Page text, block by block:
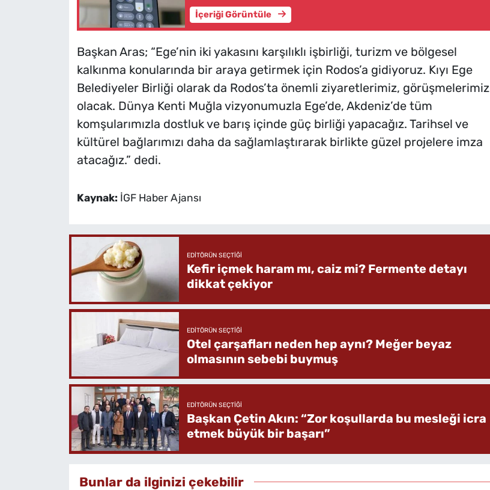
İçeriği Görüntüle
Başkan Aras; “Ege’nin iki yakasını karşılıklı işbirliği, turizm ve bölgesel
kalkınma konularında bir araya getirmek için Rodos’a gidiyoruz. Kıyı Ege
Belediyeler Birliği olarak da Rodos’ta önemli ziyaretlerimiz, görüşmelerimiz
olacak. Dünya Kenti Muğla vizyonumuzla Ege’de, Akdeniz’de tüm
komşularımızla dostluk ve barış içinde güç birliği yapacağız. Tarihsel ve
kültürel bağlarımızı daha da sağlamlaştırarak birlikte güzel projelere imza
atacağız.” dedi.
Kaynak: İGF Haber Ajansı
EDITÖRÜN SEÇTIĞI
Kefir içmek haram mı, caiz mi? Fermente detayı
dikkat çekiyor
EDITÖRÜN SEÇTIĞI
Otel çarşafları neden hep aynı? Meğer beyaz
olmasının sebebi buymuş
EDITÖRÜN SEÇTIĞI
Başkan Çetin Akın: “Zor koşullarda bu mesleği icra
etmek büyük bir başarı”
Bunlar da ilginizi çekebilir